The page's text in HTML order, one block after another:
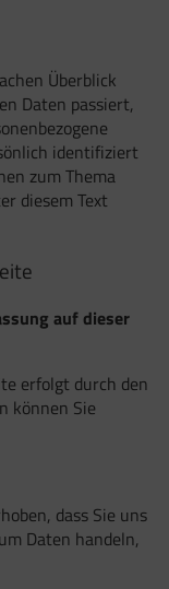
Überblick
Daten passiert,
identifiziert
zum Thema
diesem Text
auf dieser
erfolgt durch den
können Sie
dass Sie uns
Daten handeln,